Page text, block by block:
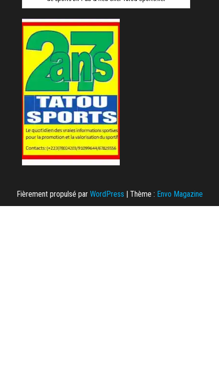
Fièrement propulsé par WordPress | Thème : Envo Magazine